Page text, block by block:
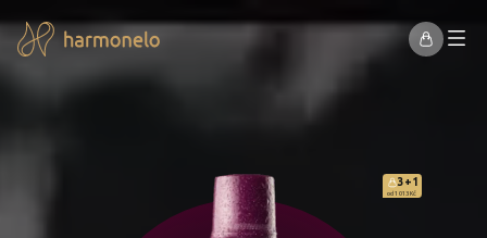
3+1
od 1 013 Kč